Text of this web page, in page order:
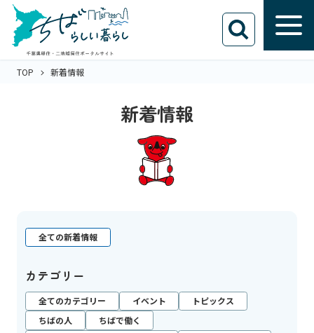
TOP 新着情報
新着情報
全ての新着情報
カテゴリー
全てのカテゴリー イベント
トピックス
ちばの人
ちばで働く